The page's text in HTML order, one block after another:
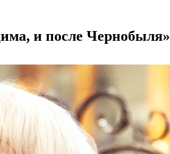
и после Чернобыля»